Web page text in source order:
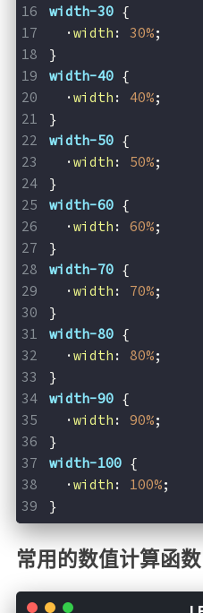
width-30 {
  ·
width : 30%;
}
width-40 {
  ·
width : 40%;
}
width-50 {
  ·
width : 50%;
}
width-60 {
  ·
width : 60%;
}
width-70 {
  ·
width : 70%;
}
width-80 {
  ·
width : 80%;
}
width-90 {
  ·
width : 90%;
}
width-100 {
  ·
width : 100%;
}
常用的数值计算函数